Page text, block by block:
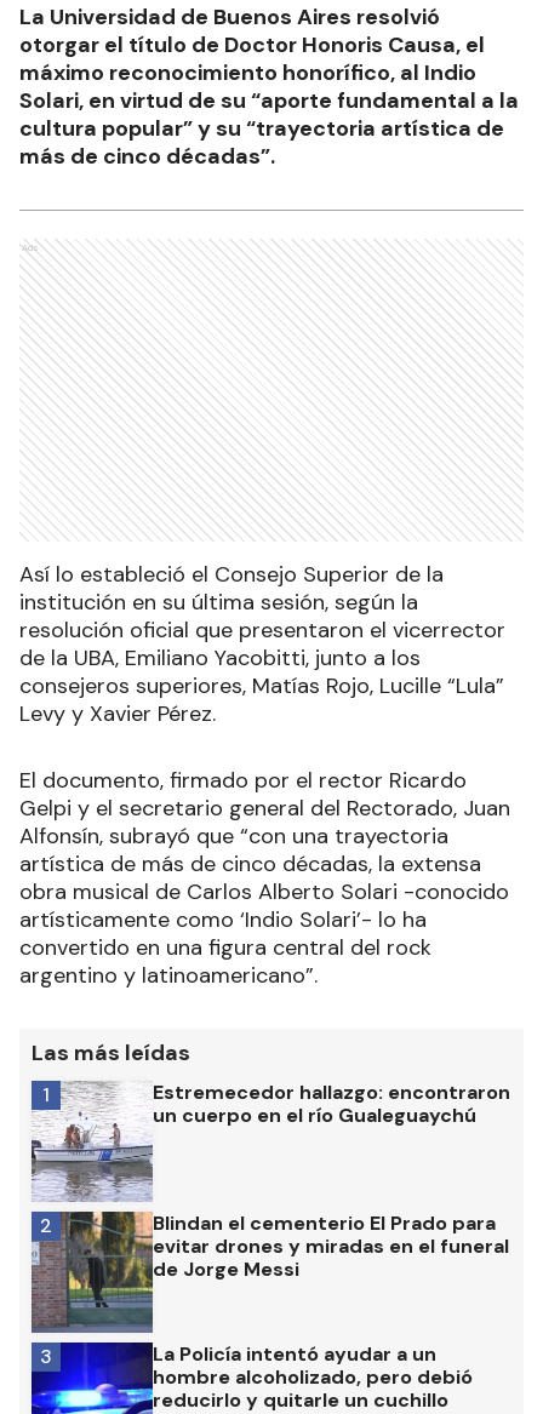
La Universidad de Buenos Aires resolvió
otorgar el título de Doctor Honoris Causa, el
máximo reconocimiento honorífico, al Indio
Solari, en virtud de su “aporte fundamental a la
cultura popular” y su “trayectoria artística de
más de cinco décadas”.
Ads
Así lo estableció el Consejo Superior de la
institución en su última sesión, según la
resolución oficial que presentaron el vicerrector
de la UBA, Emiliano Yacobitti, junto a los
consejeros superiores, Matías Rojo, Lucille “Lula”
Levy y Xavier Pérez.
El documento, firmado por el rector Ricardo
Gelpi y el secretario general del Rectorado, Juan
Alfonsín, subrayó que “con una trayectoria
artística de más de cinco décadas, la extensa
obra musical de Carlos Alberto Solari -conocido
artísticamente como ‘Indio Solari’- lo ha
convertido en una figura central del rock
argentino y latinoamericano”.
Las más leídas
Estremecedor hallazgo: encontraron
un cuerpo en el río Gualeguaychú
1
Blindan el cementerio El Prado para
evitar drones y miradas en el funeral
de Jorge Messi
2
La Policía intentó ayudar a un
hombre alcoholizado, pero debió
reducirlo y quitarle un cuchillo
3